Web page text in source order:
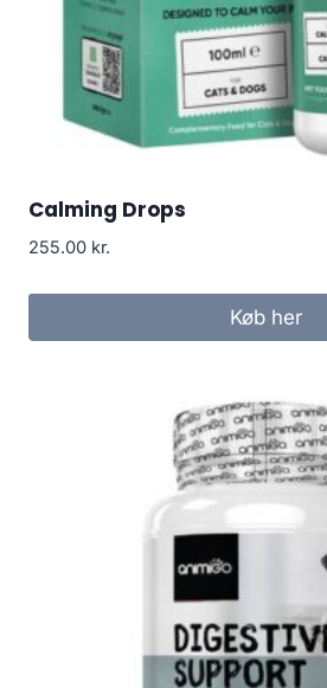
Calming Drops
255.00 kr.
Køb her